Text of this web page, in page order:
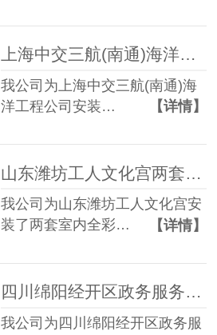
上海中交三航(南通)海洋工程公司P2.5 LED显示屏
我公司为上海中交三航(南通)海
洋工程公司安装…
【详情】
山东潍坊工人文化宫两套P2 LED显示屏
我公司为山东潍坊工人文化宫安
装了两套室内全彩…
【详情】
四川绵阳经开区政务服务中心P1.86 LED显示屏+单色P4.75字幕屏
我公司为四川绵阳经开区政务服